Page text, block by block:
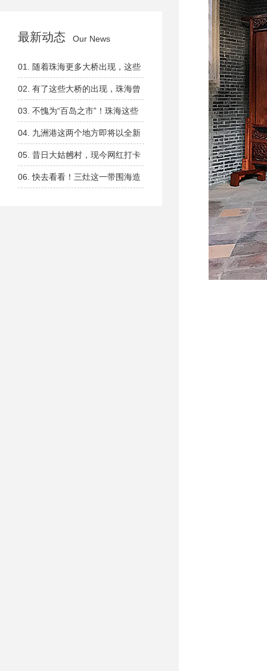
最新动态 Our News
01. 随着珠海更多大桥出现，这些
渡口正逐渐退出历史舞台......
02. 有了这些大桥的出现，珠海曾
因水系繁杂而交通不便的历史彻底
改变！
03. 不愧为“百岛之市”！珠海这些
海岛，你都去过吗？
04. 九洲港这两个地方即将以全新
面貌出现！
05. 昔日大姑乸村，现今网红打卡
胜地！
06.快去看看！三灶这一带围海造